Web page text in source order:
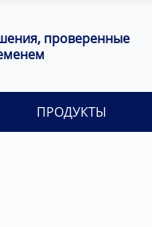
проверенные
ПРОДУКТЫ